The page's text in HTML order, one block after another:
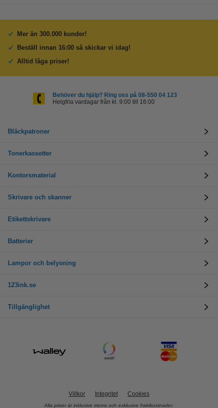
Mer än 300.000 kunder!
Beställ innan 16:00 så skickar vi idag!
Alltid låga priser!
Behöver du hjälp? Ring oss på 08-550 04 123
Helgfria vardagar från kl. 9:00 till 16:00
Bläckpatroner
Tonerkassetter
Kontorsmaterial
Skrivare och skanner
Etikettskrivare
Batterier
Lampor och belysning
123ink.se
Tillgänglighet
Villkor Integritet Cookies
Alla priser är inklusive moms och exklusive fraktkostnader.